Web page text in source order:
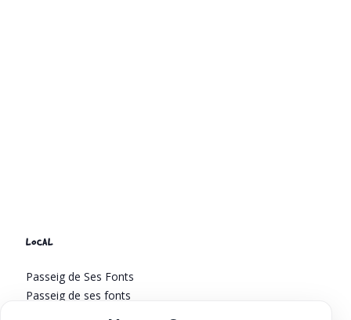
LOCAL
Passeig de Ses Fonts
Passeig de ses fonts
Sant Antoni de Portmany
Islas Baleares